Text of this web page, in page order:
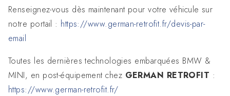
Renseignez-vous dès maintenant pour votre véhicule sur
notre portail : https://www.german-retrofit.fr/devis-par-
email
Toutes les dernières technologies embarquées BMW &
MINI, en post-équipement chez GERMAN RETROFIT :
https://www.german-retrofit.fr/